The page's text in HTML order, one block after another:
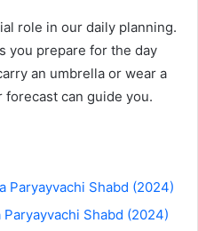
role in our daily planning.
you prepare for the day
an umbrella or wear a
can guide you.
Ka Paryayvachi Shabd (2024)
Paryayvachi Shabd (2024)